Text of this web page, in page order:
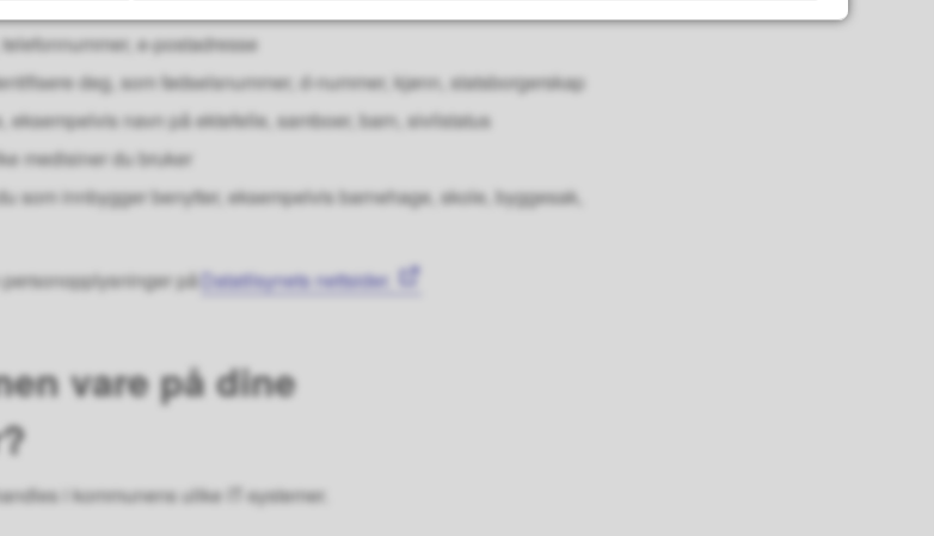
e-postadresse
deg, som fødselsnummer, d-nummer, kjønn, statsborgerskap
eksempelvis navn på ektefelle, samboer, barn, sivilstatus
medisiner du bruker
som innbygger benytter, eksempelvis barnehage, skole, byggesak,
påDatatilsynets nettsider.
vare på dine
i kommunens ulike IT-systemer.